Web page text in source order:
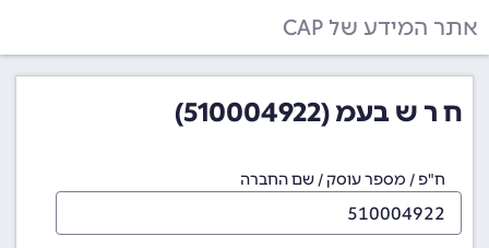
אתר המידע של CAP
ח ר ש בעמ (510004922)
ח"פ / מספר עוסק / שם החברה